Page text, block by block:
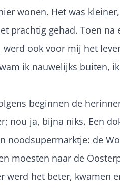
wonen. Het was
prachtig gehad. Toen na
ook voor mij het
ik nauwelijks buiten,
beginnen de
nou ja, bijna niks. Een
noodsupermarktje: de
moesten naar de
werd het beter, kwamen